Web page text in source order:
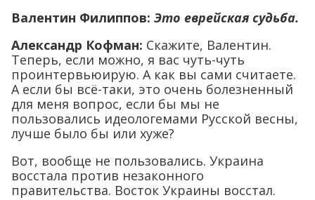
Валентин Филиппов: Это еврейская судьба.
Александр Кофман: Скажите, Валентин.
Теперь, если можно, я вас чуть-чуть
проинтервьюирую. А как вы сами считаете.
А если бы всё-таки, это очень болезненный
для меня вопрос, если бы мы не
пользовались идеологемами Русской весны,
лучше было бы или хуже?
Вот, вообще не пользовались. Украина
восстала против незаконного
правительства. Восток Украины восстал.